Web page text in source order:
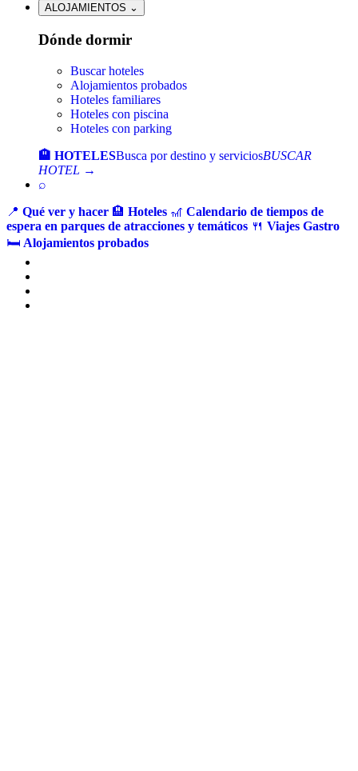
ALOJAMIENTOS ⌄
Dónde dormir
Buscar hoteles
Alojamientos probados
Hoteles familiares
Hoteles con piscina
Hoteles con parking
🏨 HOTELESBusca por destino y serviciosBUSCAR
HOTEL →
⌕
📍 Qué ver y hacer 🏨 Hoteles 🎢 Calendario de tiempos de
espera en parques de atracciones y temáticos 🍴 Viajes Gastro
🛏️ Alojamientos probados
contenido